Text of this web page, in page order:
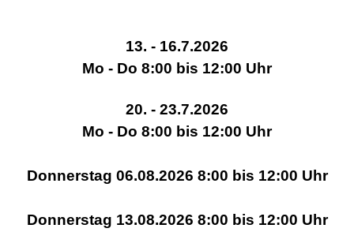
13. - 16.7.2026
Mo - Do 8:00 bis 12:00 Uhr
20. - 23.7.2026
Mo - Do 8:00 bis 12:00 Uhr
Donnerstag 06.08.2026 8:00 bis 12:00 Uhr
Donnerstag 13.08.2026 8:00 bis 12:00 Uhr